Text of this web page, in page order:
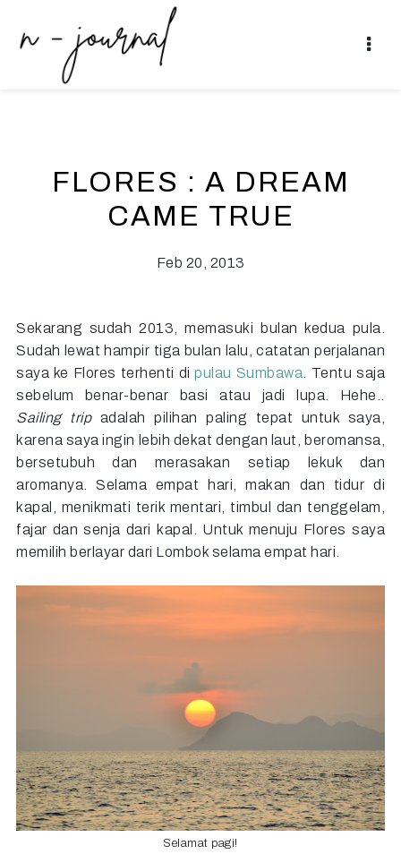
FLORES : A DREAM
CAME TRUE
Feb 20, 2013
Sekarang sudah 2013, memasuki bulan kedua pula.
Sudah lewat hampir tiga bulan lalu, catatan perjalanan
saya ke Flores terhenti dipulau Sumbawa . Tentu saja
sebelum benar-benar basi atau jadi lupa. Hehe..
Sailing trip adalah pilihan paling tepat untuk saya,
karena saya ingin lebih dekat dengan laut, beromansa,
bersetubuh dan merasakan setiap lekuk dan
aromanya. Selama empat hari, makan dan tidur di
kapal, menikmati terik mentari, timbul dan tenggelam,
fajar dan senja dari kapal. Untuk menuju Flores saya
memilih berlayar dari Lombok selama empat hari.
Selamat pagi!